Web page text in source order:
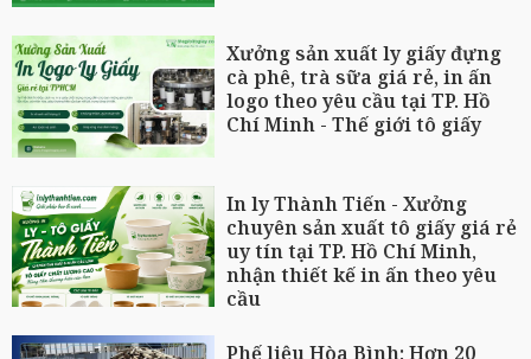
Xưởng sản xuất ly giấy đựng
cà phê, trà sữa giá rẻ, in ấn
logo theo yêu cầu tại TP. Hồ
Chí Minh - Thế giới tô giấy
In ly Thành Tiến - Xưởng
chuyên sản xuất tô giấy giá rẻ
uy tín tại TP. Hồ Chí Minh,
nhận thiết kế in ấn theo yêu
cầu
Phế liệu Hòa Bình: Hơn 20